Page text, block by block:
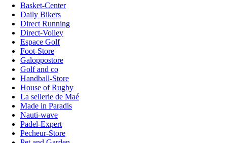
Basket-Center
Daily Bikers
Direct Running
Direct-Volley
Espace Golf
Foot-Store
Galoppostore
Golf and co
Handball-Store
House of Rugby
La sellerie de Maé
Made in Paradis
Nauti-wave
Padel-Expert
Pecheur-Store